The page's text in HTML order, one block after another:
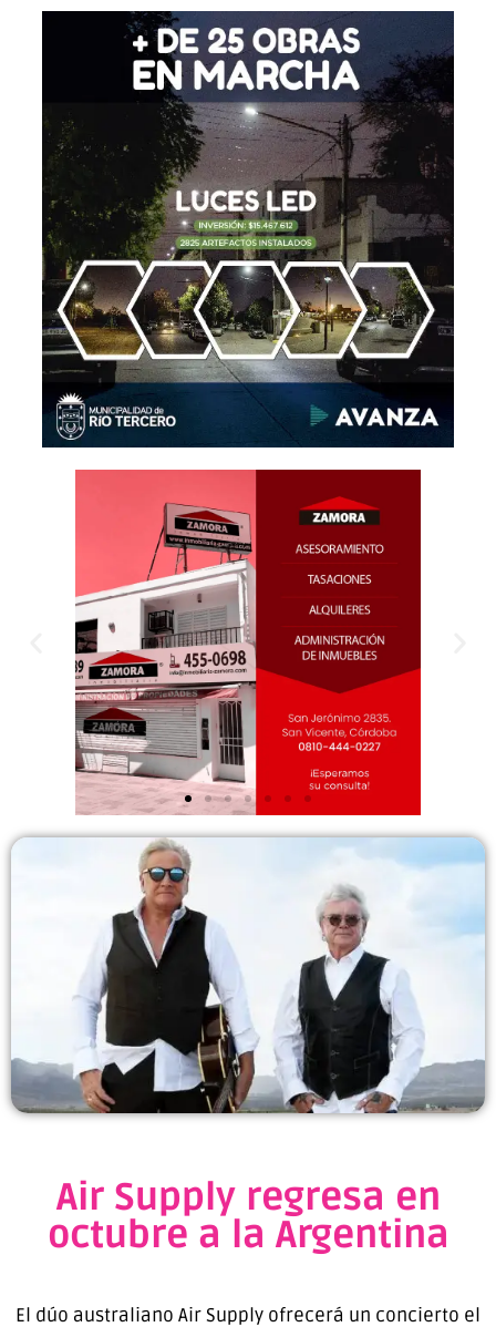
Air Supply regresa en
octubre a la Argentina
El dúo australiano Air Supply ofrecerá un concierto el